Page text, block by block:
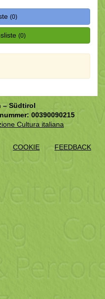
(0)
(0)
– Südtirol
00390090215
Cultura italiana
COOKIE FEEDBACK